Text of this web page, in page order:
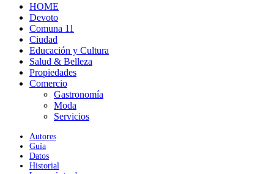
HOME
Devoto
Comuna 11
Ciudad
Educación y Cultura
Salud & Belleza
Propiedades
Comercio
Gastronomía
Moda
Servicios
Autores
Guía
Datos
Historial